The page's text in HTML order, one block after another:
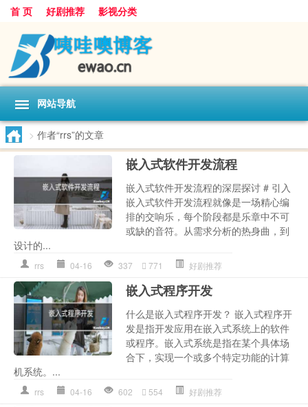
首 页 好剧推荐 影视分类
网站导航
> 作者“rrs”的文章
嵌入式软件开发流程
嵌入式软件开发流程的深层探讨 # 引入
嵌入式软件开发流程就像是一场精心编
排的交响乐，每个阶段都是乐章中不可
或缺的音符。从需求分析的热身曲，到
设计的...
rrs 04-16 337 771 好剧推荐
嵌入式程序开发
什么是嵌入式程序开发？ 嵌入式程序开
发是指开发应用在嵌入式系统上的软件
或程序。嵌入式系统是指在某个具体场
合下，实现一个或多个特定功能的计算
机系统。...
rrs 04-16 602 554 好剧推荐